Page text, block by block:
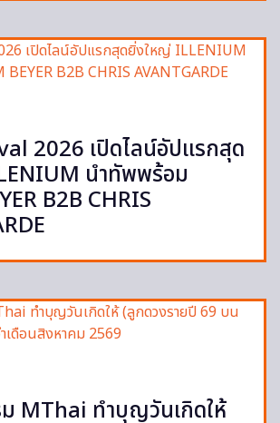
2026 เปิดไลน์อัปแรกสุด
นำทัพพร้อม
B2B CHRIS
MThai ทำบุญวันเกิดให้